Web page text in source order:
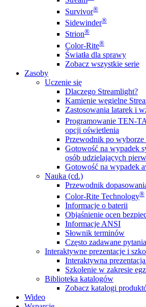
Survivor®
Sidewinder®
Strion®
Color-Rite®
Światła dla sprawy
Zobacz wszystkie serie
Zasoby
Uczenie się
Dlaczego Streamlight?
Kamienie węgielne
Zastosowania latarek i
Programowanie TEN-
opcji oświetlenia
Przewodnik po
Gotowość na wypadek
osób udzielających
Gotowość na wypadek
Nauka (cd.)
Przewodnik
Color-Rite Technology®
Informacje o baterii
Objaśnienie ocen
Informacje ANSI
Słownik terminów
Często zadawane pytania
Interaktywne prezentacje i
Interaktywna
Szkolenie w zakresie
Biblioteka katalogów
Zobacz katalogi
Wideo